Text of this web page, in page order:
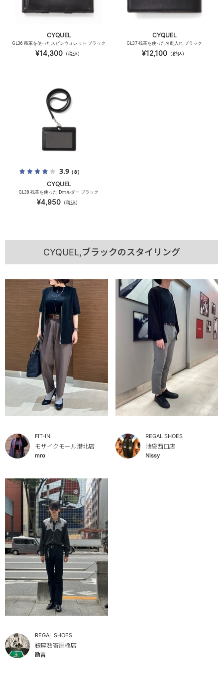
CYQUEL
GL36 残革を使ったスピンウォレット ブラック
¥14,300（税込）
CYQUEL
GL37 残革を使った名刺入れ ブラック
¥12,100（税込）
3.9（8）
CYQUEL
GL38 残革を使ったIDホルダー ブラック
¥4,950 （税込）
CYQUEL,ブラックのスタイリング
FIT-IN
モザイクモール港北店
mro
REGAL SHOES
池袋西口店
Nissy
REGAL SHOES
銀座数寄屋橋店
勘吉